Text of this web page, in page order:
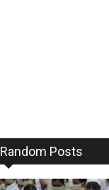
Random Posts